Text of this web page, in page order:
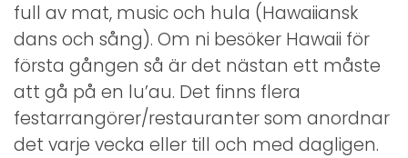
full av mat, music och hula (Hawaiiansk
dans och sång). Om ni besöker Hawaii för
första gången så är det nästan ett måste
att gå på en lu’au. Det finns flera
festarrangörer/restauranter som anordnar
det varje vecka eller till och med dagligen.